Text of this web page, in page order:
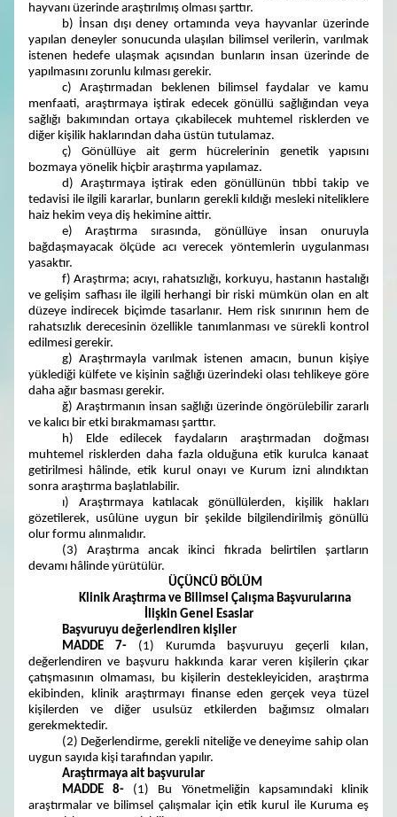
hayvanı üzerinde araştırılmış olması şarttır.
b) İnsan dışı deney ortamında veya hayvanlar üzerinde
yapılan deneyler sonucunda ulaşılan bilimsel verilerin, varılmak
istenen hedefe ulaşmak açısından bunların insan üzerinde de
yapılmasını zorunlu kılması gerekir.
c) Araştırmadan beklenen bilimsel faydalar ve kamu
menfaati, araştırmaya iştirak edecek gönüllü sağlığından veya
sağlığı bakımından ortaya çıkabilecek muhtemel risklerden ve
diğer kişilik haklarından daha üstün tutulamaz.
ç) Gönüllüye ait germ hücrelerinin genetik yapısını
bozmaya yönelik hiçbir araştırma yapılamaz.
d) Araştırmaya iştirak eden gönüllünün tıbbi takip ve
tedavisi ile ilgili kararlar, bunların gerekli kıldığı mesleki niteliklere
haiz hekim veya diş hekimine aittir.
e) Araştırma sırasında, gönüllüye insan onuruyla
bağdaşmayacak ölçüde acı verecek yöntemlerin uygulanması
yasaktır.
f) Araştırma; acıyı, rahatsızlığı, korkuyu, hastanın hastalığı
ve gelişim safhası ile ilgili herhangi bir riski mümkün olan en alt
düzeye indirecek biçimde tasarlanır. Hem risk sınırının hem de
rahatsızlık derecesinin özellikle tanımlanması ve sürekli kontrol
edilmesi gerekir.
g) Araştırmayla varılmak istenen amacın, bunun kişiye
yüklediği külfete ve kişinin sağlığı üzerindeki olası tehlikeye göre
daha ağır basması gerekir.
ğ) Araştırmanın insan sağlığı üzerinde öngörülebilir zararlı
ve kalıcı bir etki bırakmaması şarttır.
h) Elde edilecek faydaların araştırmadan doğması
muhtemel risklerden daha fazla olduğuna etik kurulca kanaat
getirilmesi hâlinde, etik kurul onayı ve Kurum izni alındıktan
sonra araştırma başlatılabilir.
ı) Araştırmaya katılacak gönüllülerden, kişilik hakları
gözetilerek, usûlüne uygun bir şekilde bilgilendirilmiş gönüllü
olur formu alınmalıdır.
(3) Araştırma ancak ikinci fıkrada belirtilen şartların
devamı hâlinde yürütülür.
ÜÇÜNCÜ BÖLÜM
Klinik Araştırma ve Bilimsel Çalışma Başvurularına
İlişkin Genel Esaslar
Başvuruyu değerlendiren kişiler
MADDE 7-(1) Kurumda başvuruyu geçerli kılan,
değerlendiren ve başvuru hakkında karar veren kişilerin çıkar
çatışmasının olmaması, bu kişilerin destekleyiciden, araştırma
ekibinden, klinik araştırmayı finanse eden gerçek veya tüzel
kişilerden ve diğer usulsüz etkilerden bağımsız olmaları
gerekmektedir.
(2) Değerlendirme, gerekli niteliğe ve deneyime sahip olan
uygun sayıda kişi tarafından yapılır.
Araştırmaya ait başvurular
MADDE 8- (1) Bu Yönetmeliğin kapsamındaki klinik
araştırmalar ve bilimsel çalışmalar için etik kurul ile Kuruma eş